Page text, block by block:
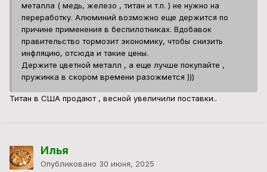
металла ( медь, железо , титан и т.п. ) не нужно на
переработку. Алюминий возможно еще держится по
причине применения в беспилотниках. Вдобавок
правительство тормозит экономику, чтобы снизить
инфляцию, отсюда и такие цены.
Держите цветной металл , а еще лучше покупайте ,
пружинка в скором времени разожмется )))
Титан в США продают , весной увеличили поставки..
Илья
Опубликовано 30 июня, 2025